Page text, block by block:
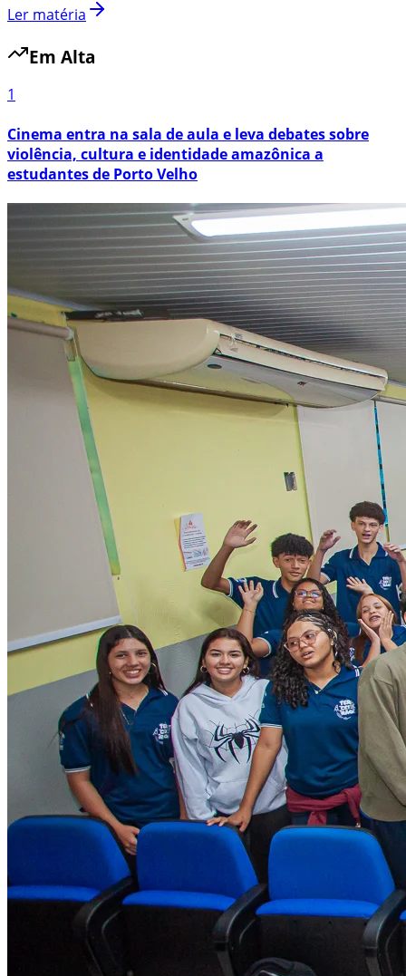
Ler matéria
Em Alta
1
Cinema entra na sala de aula e leva debates sobre
violência, cultura e identidade amazônica a
estudantes de Porto Velho